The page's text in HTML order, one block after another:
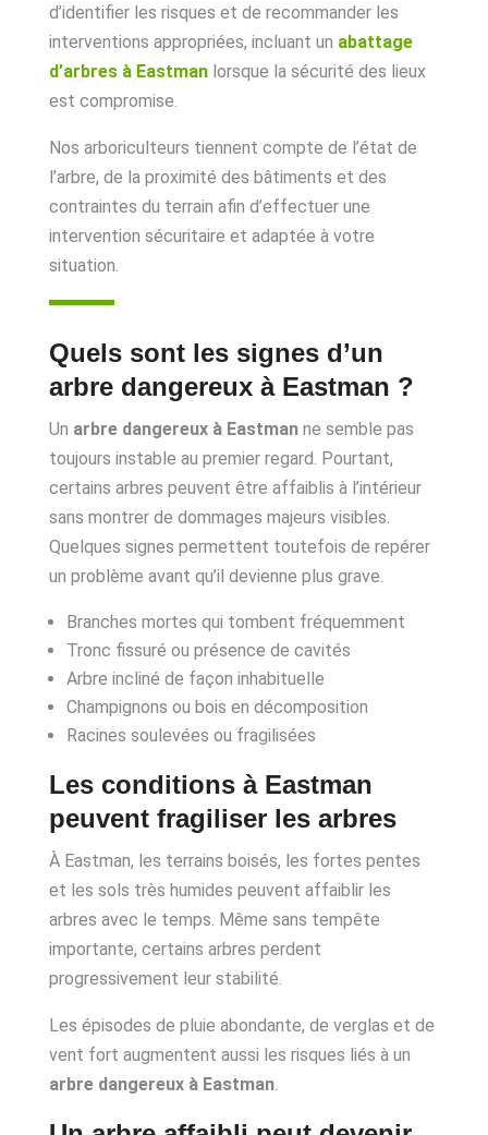
d’identifier les risques et de recommander les
interventions appropriées, incluant un abattage
d’arbres à Eastmanlorsque la sécurité des lieux
est compromise.
Nos arboriculteurs tiennent compte de l’état de
l’arbre, de la proximité des bâtiments et des
contraintes du terrain afin d’effectuer une
intervention sécuritaire et adaptée à votre
situation.
Quels sont les signes d’un
arbre dangereux à Eastman ?
Un arbre dangereux à Eastmanne semble pas
toujours instable au premier regard. Pourtant,
certains arbres peuvent être affaiblis à l’intérieur
sans montrer de dommages majeurs visibles.
Quelques signes permettent toutefois de repérer
un problème avant qu’il devienne plus grave.
Branches mortes qui tombent fréquemment
Tronc fissuré ou présence de cavités
Arbre incliné de façon inhabituelle
Champignons ou bois en décomposition
Racines soulevées ou fragilisées
Les conditions à Eastman
peuvent fragiliser les arbres
À Eastman, les terrains boisés, les fortes pentes
et les sols très humides peuvent affaiblir les
arbres avec le temps. Même sans tempête
importante, certains arbres perdent
progressivement leur stabilité.
Les épisodes de pluie abondante, de verglas et de
vent fort augmentent aussi les risques liés à un
arbre dangereux à Eastman.